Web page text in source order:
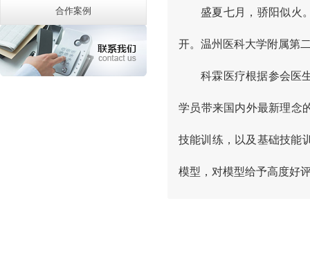
盛夏七月，骄阳似火
开。温州医科大学附属第
科霖医疗根据参会医
学员带来国内外最新理念
技能训练，以及基础技能
模型，对模型给予高度好
合作案例